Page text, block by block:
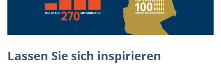
Lassen Sie sich inspirieren